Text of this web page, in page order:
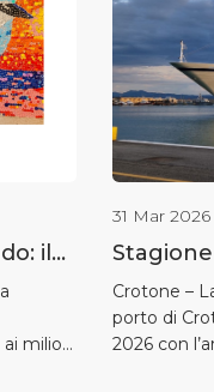
il
milioni
31 Mar 2026
Crotone:
Viking
Crotone –
porto di
2026 con